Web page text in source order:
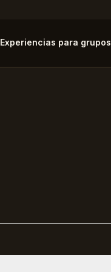
Experiencias para grupos